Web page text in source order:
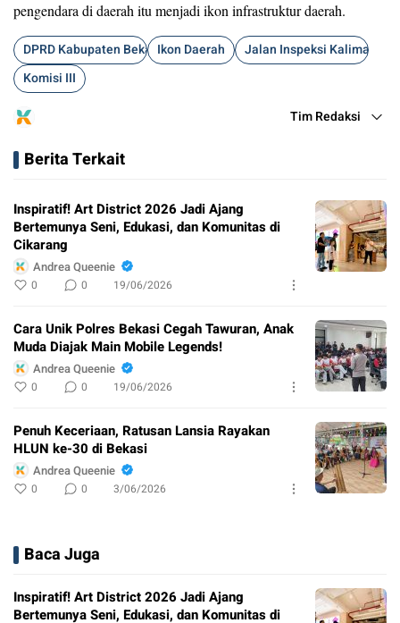
pengendara di daerah itu menjadi ikon infrastruktur daerah.
DPRD Kabupaten BekasiIkon Daerah
Jalan Inspeksi Kalimalang
Komisi III
Tim Redaksi
Berita Terkait
Inspiratif! Art District 2026 Jadi Ajang
Bertemunya Seni, Edukasi, dan Komunitas di
Cikarang
Andrea Queenie
0 0 19/06/2026
Cara Unik Polres Bekasi Cegah Tawuran, Anak
Muda Diajak Main Mobile Legends!
Andrea Queenie
0 0 19/06/2026
Penuh Keceriaan, Ratusan Lansia Rayakan
HLUN ke-30 di Bekasi
Andrea Queenie
0 0 3/06/2026
Baca Juga
Inspiratif! Art District 2026 Jadi Ajang
Bertemunya Seni, Edukasi, dan Komunitas di